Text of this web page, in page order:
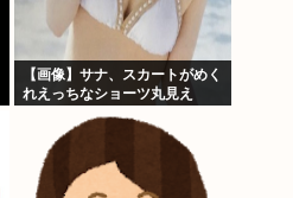
【画像】サナ、スカートがめく
れえっちなショーツ丸見え